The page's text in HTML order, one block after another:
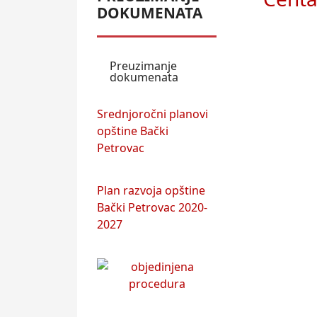
DOKUMENATA
Preuzimanje
dokumenata
Srednjoročni planovi
opštine Bački
Petrovac
Plan razvoja opštine
Bački Petrovac 2020-
2027